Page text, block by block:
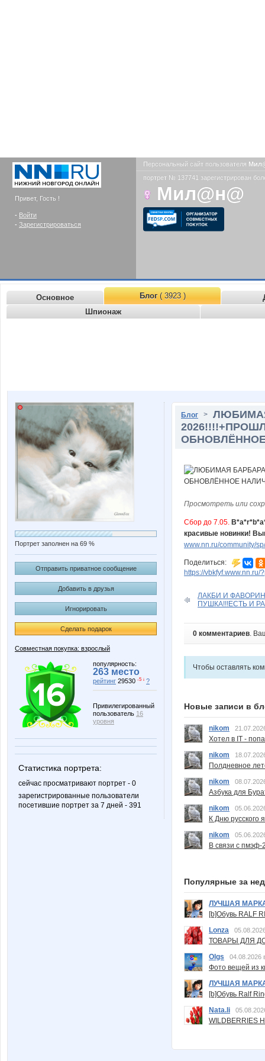
Привет, Гость !
- Войти
- Зарегистрироваться
Персональный сайт пользователя
портрет № 137741 зарегистрирован
Мил@н@
Основное Блог( 3923 )
Шпионаж
Портрет заполнен на 69 %
Отправить приватное сообщение
Добавить в друзья
Игнорировать
Сделать подарок
Совместная покупка: взрослый
популярность:
263 место
рейтинг 29530 -5 ↓ ?
Привилегированный
пользователь 16
уровня
Статистика портрета:
сейчас просматривают портрет - 0
зарегистрированные пользователи
посетившие портрет за 7 дней - 391
Блог >
Просмотреть или
Сбор до 7.05.
красивые новинки!
www.nn.ru/community/
Поделиться:
https://vbkfyf.www.nn.ru/
ЛАКБИ И
ПУШКА!!!ЕСТЬ И
0 комментариев.
Чтобы оставлять
Новые записи в
nikom
Хотел в IT -
nikom
Полдневное
nikom
Азбука для
nikom
К Дню русского
nikom
В связи с пмэф-
Популярные за
ЛУЧШАЯ
[b]Обувь RALF
Lonza
ТОВАРЫ ДЛЯ
Olgs
04.08.2026
Фото вещей из
ЛУЧШАЯ
[b]Обувь Ralf
Nata.li